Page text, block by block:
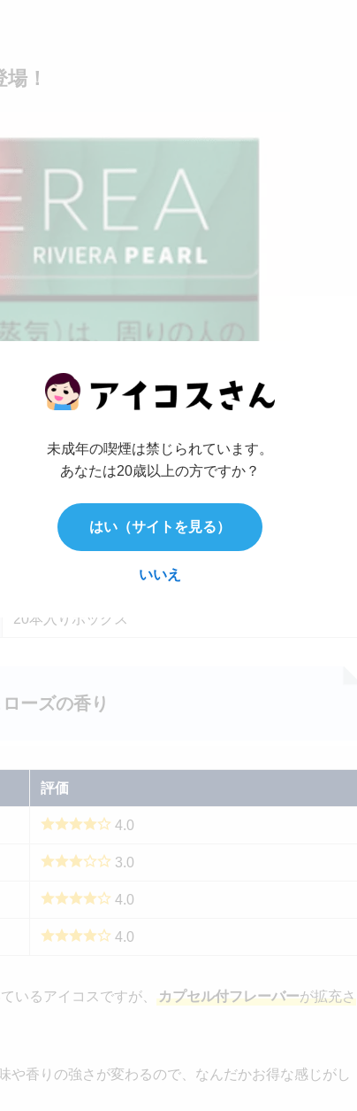
！
テリア リビエラ パール
20本入りボックス
ーズの香り
評価
4.0
3.0
4.0
4.0
いるアイコスですが、 カプセル付フレーバーが拡充さ
や香りの強さが変わるので、なんだかお得な感じがし
未成年の喫煙は禁じられています。
あなたは20歳以上の方ですか？
はい（サイトを見る）
いいえ